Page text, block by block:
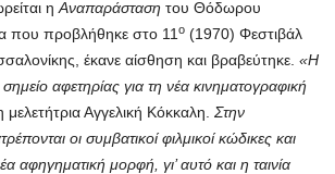
η Αναπαράσταση του Θόδωρου
που προβλήθηκε στο 11 ο (1970) Φεστιβάλ
έκανε αίσθηση και βραβεύτηκε. «Η
σημείο αφετηρίας για τη νέα κινηματογραφική
μελετήτρια Αγγελική Κόκκαλη. Στην
οι συμβατικοί φιλμικοί κώδικες και
αφηγηματική μορφή, γι’ αυτό και η ταινία